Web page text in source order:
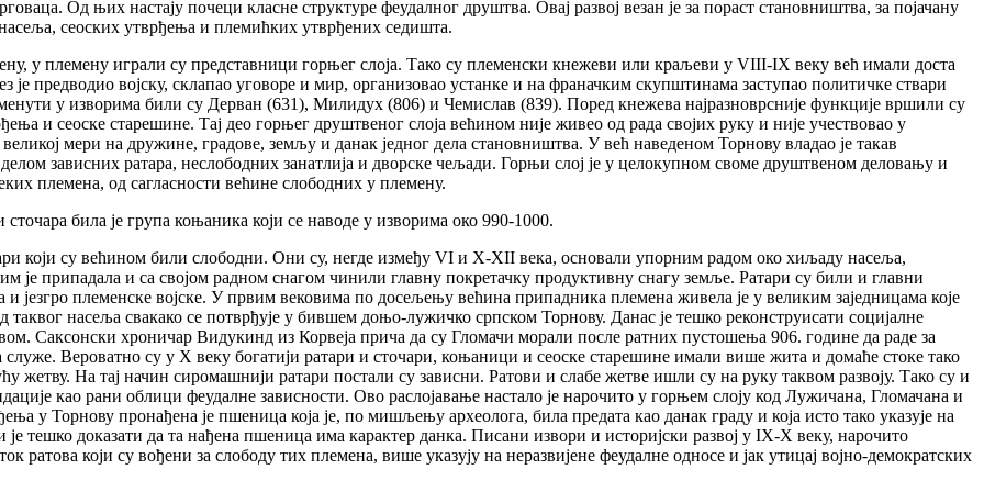
Од њих настају почеци класне структуре феудалног друштва. Овај развој везан је за пораст становништва, за појачану
сеоских утврђења и племићких утврђених седишта.
у племену играли су представници горњег слоја. Тако су племенски кнежеви или краљеви у VIII-IX веку већ имали доста
је предводио војску, склапао уговоре и мир, организовао устанке и на франачким скупштинама заступао политичке ствари
у изворима били су Дерван (631), Милидух (806) и Чемислав (839). Поред кнежева најразноврсније функције вршили су
и сеоске старешине. Тај део горњег друштвеног слоја већином није живео од рада својих руку и није учествовао у
мери на дружине, градове, земљу и данак једног дела становништва. У већ наведеном Торнову владао је такав
зависних ратара, неслободних занатлија и дворске чељади. Горњи слој је у целокупном своме друштвеном деловању и
племена, од сагласности већине слободних у племену.
била је група коњаника који се наводе у изворима око 990-1000.
који су већином били слободни. Они су, негде између VI и Х-ХII века, основали упорним радом око хиљаду насеља,
је припадала и са својом радном снагом чинили главну покретачку продуктивну снагу земље. Ратари су били и главни
и језгро племенске војске. У првим вековима по досељењу већина припадника племена живела је у великим заједницама које
насеља свакако се потврђује у бившем доњо-лужичко српском Торнову. Данас је тешко реконструисати социјалне
Саксонски хроничар Видукинд из Корвеја прича да су Гломачи морали после ратних пустошења 906. године да раде за
Вероватно су у Х веку богатији ратари и сточари, коњаници и сеоске старешине имали више жита и домаће стоке тако
жетву. На тај начин сиромашнији ратари постали су зависни. Ратови и слабе жетве ишли су на руку таквом развоју. Тако су и
као рани облици феудалне зависности. Ово раслојавање настало је нарочито у горњем слоју код Лужичана, Гломачана и
у Торнову пронађена је пшеница која је, по мишљењу археолога, била предата као данак граду и која исто тако указује на
је тешко доказати да та нађена пшеница има карактер данка. Писани извори и историјски развој у IХ-Х веку, нарочито
ратова који су вођени за слободу тих племена, више указују на неразвијене феудалне односе и јак утицај војно-демократских